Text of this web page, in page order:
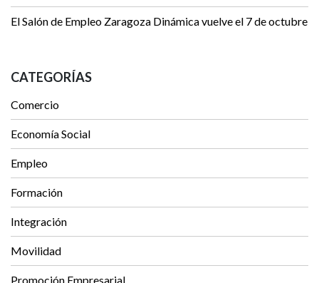
El Salón de Empleo Zaragoza Dinámica vuelve el 7 de octubre
CATEGORÍAS
Comercio
Economía Social
Empleo
Formación
Integración
Movilidad
Promoción Empresarial